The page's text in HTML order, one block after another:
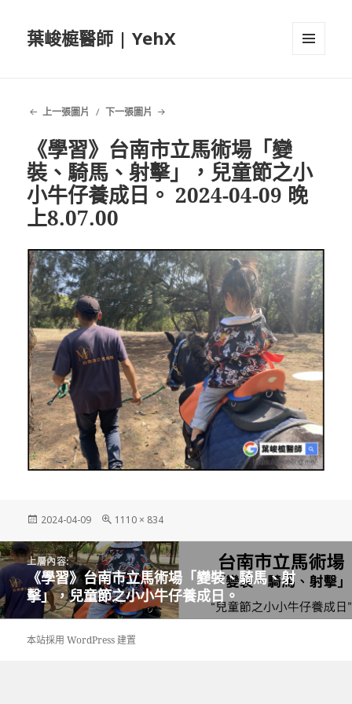
葉峻榳醫師 | YehX
上一張圖片 下一張圖片
《學習》台南市立馬術場「變
裝、騎馬、射擊」，兒童節之小
小牛仔養成日。 2024-04-09 晚
上8.07.00
發
日
期:
2024-04-09
完
尺
寸
1110 × 834
文
章
導
覽
上層內容:
《學習》台南市立馬術場「變裝、騎馬、射
擊」，兒童節之小小牛仔養成日。
本站採用 WordPress 建置